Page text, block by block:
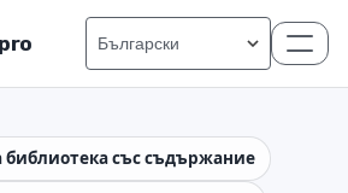
библиотека със съдържание